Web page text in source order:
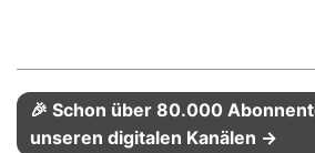
🎉 Schon über 80.000
unseren digitalen Kanälen →